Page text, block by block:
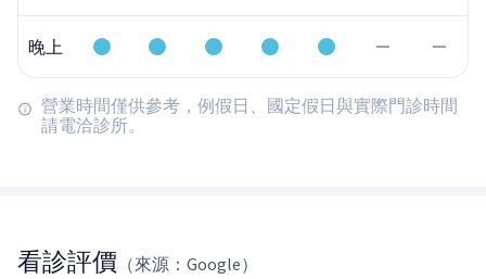
晚上
營業時間僅供參考，例假日、國定假日與實際門診時間
請電洽診所。
看診評價 （來源：Google）